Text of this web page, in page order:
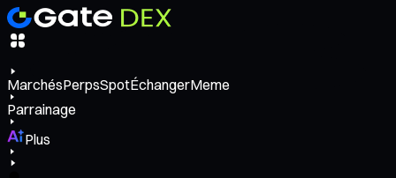
MarchésPerpsSpotÉchangerMeme
Parrainage
Plus